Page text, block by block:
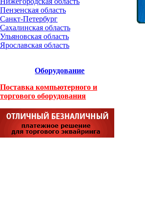
Пензенская область
Санкт-Петербург
Сахалинская область
Ульяновская область
Ярославская область
Оборудование
Поставка компьютерного и
торгового оборудования